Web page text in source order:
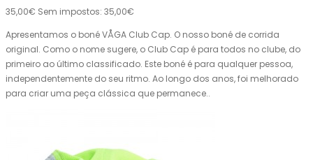
35,00€ Sem impostos: 35,00€
Apresentamos o boné VÅGA Club Cap. O nosso boné de corrida
original. Como o nome sugere, o Club Cap é para todos no clube, do
primeiro ao último classificado. Este boné é para qualquer pessoa,
independentemente do seu ritmo. Ao longo dos anos, foi melhorado
para criar uma peça clássica que permanece..